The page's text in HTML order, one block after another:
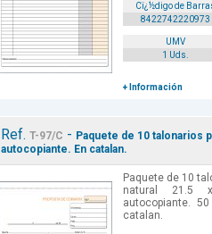
Cï¿½digo de
8422742220973
UMV
1 Uds.
+ Información
Ref. T-97/C - Paquete de 10 talonarios
autocopiante. En catalan.
Paquete de 10
natural 21.5
autocopiante.
catalan.